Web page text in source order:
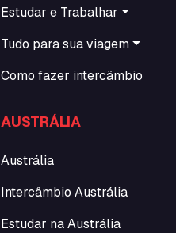
Estudar e Trabalhar
Tudo para sua viagem
Como fazer intercâmbio
AUSTRÁLIA
Austrália
Intercâmbio Austrália
Estudar na Austrália